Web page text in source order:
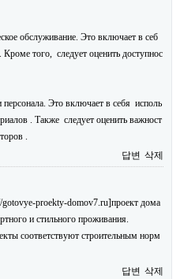
обслуживание. Это включает в себ
того, следует оценить доступнос
персонала. Это включает в себя исполь
. Также следует оценить важност
.
답변 삭제
proekty-domov7.ru]проект дома
и стильного проживания.
соответствуют строительным норм
답변 삭제